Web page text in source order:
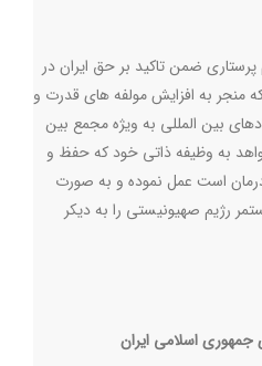
پرستاری ضمن تاکید بر حق ایران در
منجر به افزایش مولفه های قدرت و
بین المللی به ويژه مجمع بین
به وظیفه ذاتی خود که حفظ و
است عمل نموده و به صورت
رژیم صهیونیستی را به دیکر
جمهوری اسلامی ایران